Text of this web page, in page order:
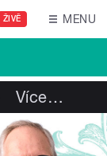
ŽIVĚ MENU
Více…